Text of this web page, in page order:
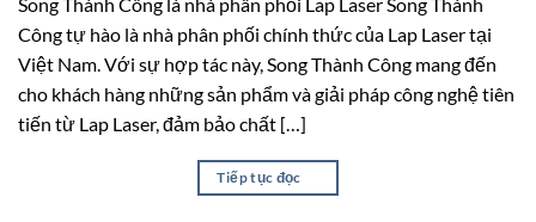
Công tự hào là nhà phân phối chính thức của Lap Laser tại
Việt Nam. Với sự hợp tác này, Song Thành Công mang đến
cho khách hàng những sản phẩm và giải pháp công nghệ tiên
tiến từ Lap Laser, đảm bảo chất […]
Tiếp tục đọc